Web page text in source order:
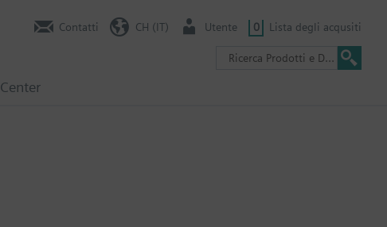
Contatti CH (IT) Utente 0 Lista degli acqusiti